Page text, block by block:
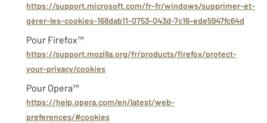
https://support.microsoft.com/fr-fr/windows/supprimer-et-
gérer-les-cookies-168dab11-0753-043d-7c16-ede5947fc64d
Pour Firefox™
https://support.mozilla.org/fr/products/firefox/protect-
your-privacy/cookies
Pour Opera™
https://help.opera.com/en/latest/web-
preferences/#cookies